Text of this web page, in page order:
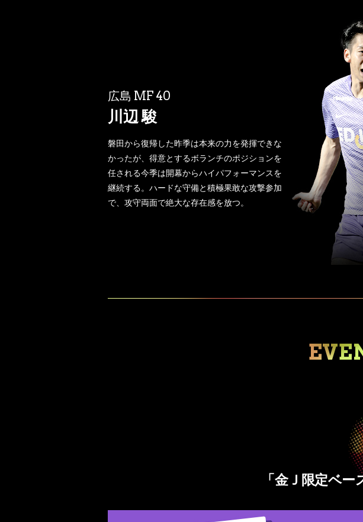
広島 MF 40
川辺 駿
磐田から復帰した昨季は本来の力を発揮できな
かったが、得意とするボランチのポジションを
任される今季は開幕からハイパフォーマンスを
継続する。ハードな守備と積極果敢な攻撃参加
で、攻守両面で絶大な存在感を放つ。
「金Ｊ限定ベ